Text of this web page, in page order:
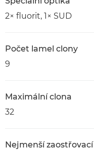
2× fluorit, 1× SUD
Počet lamel clony
9
Maximální clona
32
Nejmenší